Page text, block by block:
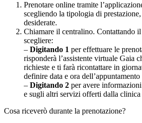
Prenotare online tramite
scegliendo la tipologia di prestazione,
desiderate.
Chiamare il centralino. Contattando
scegliere:
– Digitando 1 per effettuare le
risponderà l’assistente virtuale Gaia
richieste e ti farà ricontattare in
definire data e ora dell’appuntamento
– Digitando 2 per avere
e sugli altri servizi offerti dalla clinica
Cosa riceverò durante la prenotazione?